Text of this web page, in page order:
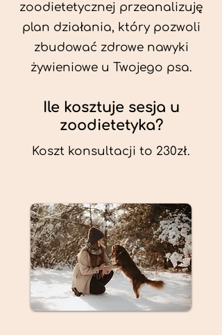
zoodietetycznej przeanalizuję
plan działania, który pozwoli
zbudować zdrowe nawyki
żywieniowe u Twojego psa.
Ile kosztuje sesja u
zoodietetyka?
Koszt konsultacji to 230zł.